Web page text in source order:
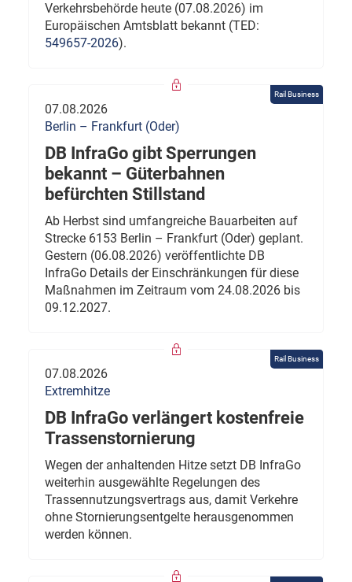
Verkehrsbehörde heute (07.08.2026) im
Europäischen Amtsblatt bekannt (TED:
549657-2026).
Rail Business
07.08.2026
Berlin – Frankfurt (Oder)
DB InfraGo gibt Sperrungen
bekannt – Güterbahnen
befürchten Stillstand
Ab Herbst sind umfangreiche Bauarbeiten auf
Strecke 6153 Berlin – Frankfurt (Oder) geplant.
Gestern (06.08.2026) veröffentlichte DB
InfraGo Details der Einschränkungen für diese
Maßnahmen im Zeitraum vom 24.08.2026 bis
09.12.2027.
Rail Business
07.08.2026
Extremhitze
DB InfraGo verlängert kostenfreie
Trassenstornierung
Wegen der anhaltenden Hitze setzt DB InfraGo
weiterhin ausgewählte Regelungen des
Trassennutzungsvertrags aus, damit Verkehre
ohne Stornierungsentgelte herausgenommen
werden können.